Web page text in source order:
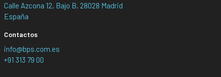
Calle Azcona 12, Bajo B, 28028 Madrid
España
Contactos
info@bps.com.es
+91 313 79 00